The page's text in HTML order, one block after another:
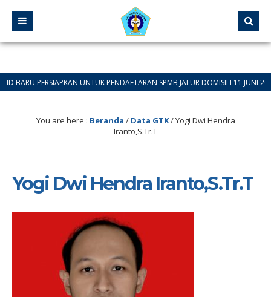
PERSIAPKAN UNTUK PENDAFTARAN SPMB JALUR DOMISILI 11 JUNI 2026
You are here : Beranda / Data GTK/Yogi Dwi Hendra
Iranto,S.Tr.T
Yogi Dwi Hendra Iranto,S.Tr.T